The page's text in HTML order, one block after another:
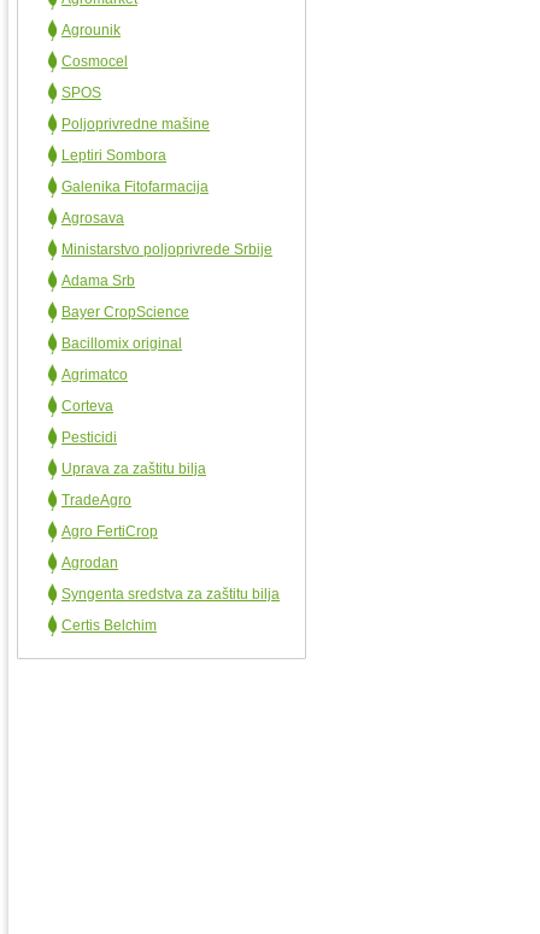
Agrounik
Cosmocel
SPOS
Poljoprivredne mašine
Leptiri Sombora
Galenika Fitofarmacija
Agrosava
Ministarstvo poljoprivrede Srbije
Adama Srb
Bayer CropScience
Bacillomix original
Agrimatco
Corteva
Pesticidi
Uprava za zaštitu bilja
TradeAgro
Agro FertiCrop
Agrodan
Syngenta sredstva za zaštitu bilja
Certis Belchim